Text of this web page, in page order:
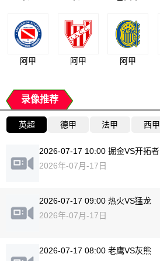
阿甲 阿甲 阿甲
录像推荐
英超 德甲 法甲 西甲
2026-07-17 10:00 掘金VS开拓者
2026年-07月-17日
2026-07-17 09:00 热火VS猛龙
2026年-07月-17日
2026-07-17 08:00 老鹰VS灰熊